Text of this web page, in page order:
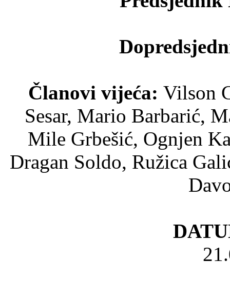
Članovi vijeća: Vilson
Sesar, Mario Barbarić,
Mile Grbešić, Ognjen
Dragan Soldo, Ružica